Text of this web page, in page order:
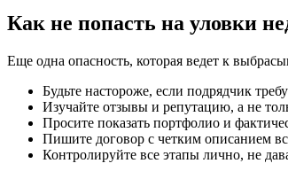
Как не попасть на уловки
Еще одна опасность, которая ведет к
Будьте настороже, если подрядчик
Изучайте отзывы и репутацию, а не
Просите показать портфолио и
Пишите договор с четким описанием
Контролируйте все этапы лично, не